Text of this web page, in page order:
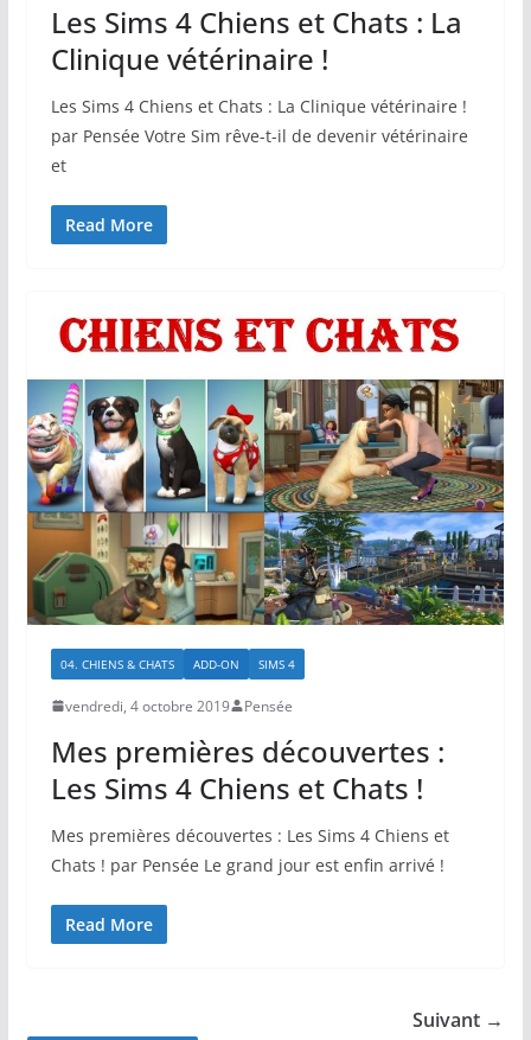
Les Sims 4 Chiens et Chats : La
Clinique vétérinaire !
Les Sims 4 Chiens et Chats : La Clinique vétérinaire !
par Pensée Votre Sim rêve-t-il de devenir vétérinaire
et
Read More
04. CHIENS & CHATS ADD-ON SIMS 4
vendredi, 4 octobre 2019 Pensée
Mes premières découvertes :
Les Sims 4 Chiens et Chats !
Mes premières découvertes : Les Sims 4 Chiens et
Chats ! par Pensée Le grand jour est enfin arrivé !
Read More
Suivant →